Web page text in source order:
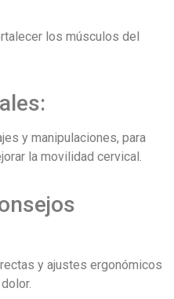
los músculos del
y manipulaciones, para
la movilidad cervical.
y ajustes ergonómicos